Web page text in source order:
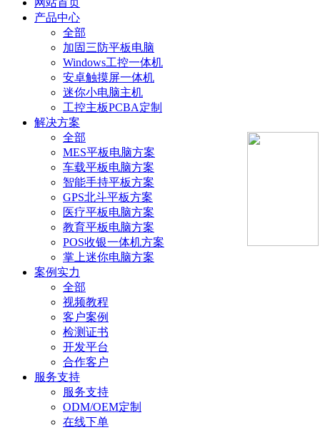
网站首页
产品中心
全部
加固三防平板电脑
Windows工控一体机
安卓触摸屏一体机
迷你小电脑主机
工控主板PCBA定制
解决方案
全部
MES平板电脑方案
车载平板电脑方案
智能手持平板方案
GPS北斗平板方案
医疗平板电脑方案
教育平板电脑方案
POS收银一体机方案
掌上迷你电脑方案
案例实力
全部
视频教程
客户案例
检测证书
开发平台
合作客户
服务支持
服务支持
ODM/OEM定制
在线下单